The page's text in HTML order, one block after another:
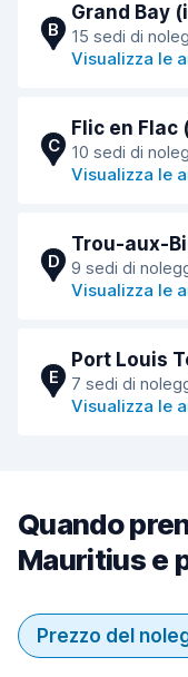
B
Grand Bay
15 sedi di
Visualizza le
C
Flic en Flac
10 sedi di
Visualizza le
D
Trou-aux-
9 sedi di
Visualizza le
E
Port Louis
7 sedi di
Visualizza le
Quando
Mauritius e
Prezzo del